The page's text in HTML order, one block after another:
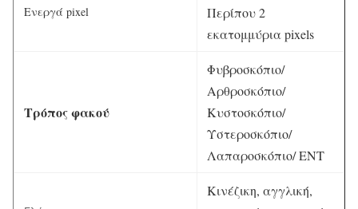
Ενεργά pixel
Περίπου 2
εκατομμύρια pixels
Τρόπος φακού
Φυβροσκόπιο/
Αρθροσκόπιο/
Κυστοσκόπιο/
Υστεροσκόπιο/
Λαπαροσκόπιο/ ΕΝΤ
Κινέζικη, αγγλική,